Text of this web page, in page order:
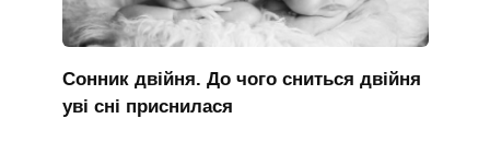
Сонник двійня. До чого сниться двійня
уві сні приснилася